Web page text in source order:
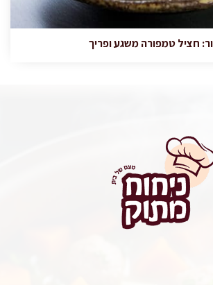
חציל טמפורה משגע ופריך